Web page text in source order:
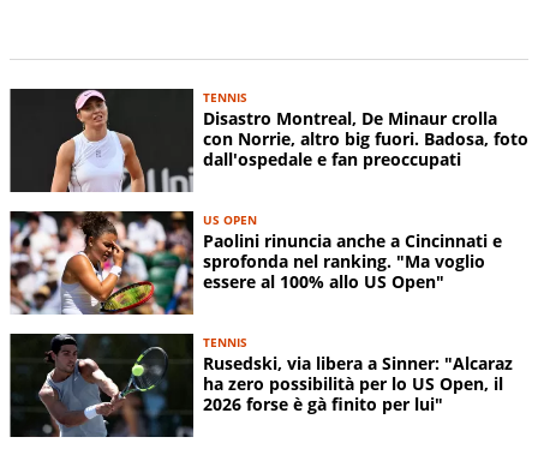
TENNIS
Disastro Montreal, De Minaur crolla
con Norrie, altro big fuori. Badosa, foto
dall'ospedale e fan preoccupati
US OPEN
Paolini rinuncia anche a Cincinnati e
sprofonda nel ranking. "Ma voglio
essere al 100% allo US Open"
TENNIS
Rusedski, via libera a Sinner: "Alcaraz
ha zero possibilità per lo US Open, il
2026 forse è gà finito per lui"